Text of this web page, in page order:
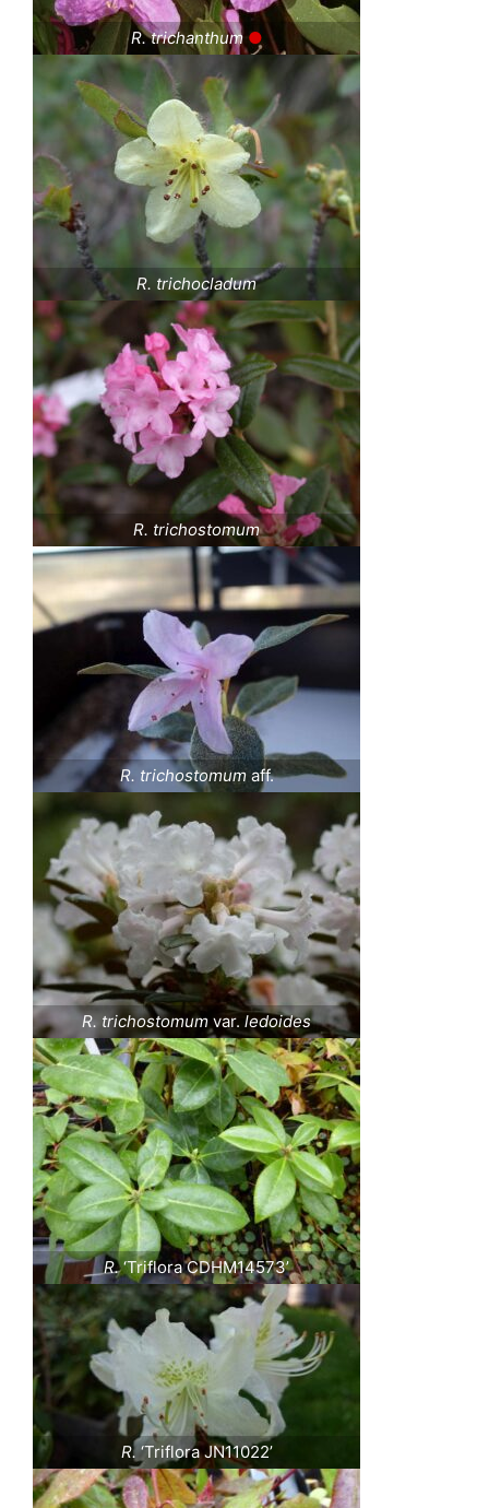
R. trichanthum ●
R. trichocladum
R. trichostomum
R. trichostomumaff.
R. trichostomum var. ledoides
R.‘Triflora CDHM14573’
R.‘Triflora JN11022’